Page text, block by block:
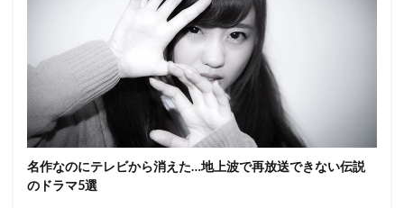
名作なのにテレビから消えた…地上波で再放送できない伝説
のドラマ5選